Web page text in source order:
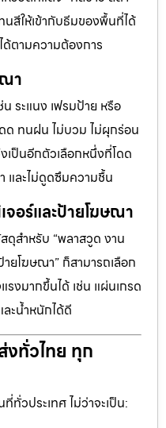
นสีให้เข้ากับธีมของพื้นที่ได้
ตามความต้องการ
า
ระแนง เฟรมป้าย หรือ
ทนฝน ไม่บวม ไม่ผุกร่อน
เป็นอีกตัวเลือกหนึ่งที่โดด
และไม่ดูดซึมความชื้น
จอร์และป้ายโฆษณา
สำหรับ “พลาสวูด งาน
ยโฆษณา” ก็สามารถเลือก
งมากขึ้นได้ เช่น แผ่นเกรด
ะน้ำหนักได้ดี
งทั่วไทย ทุก
วประเทศ ไม่ว่าจะเป็น: